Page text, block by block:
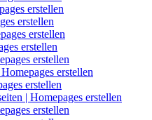
erstellen
erstellen
erstellen
erstellen
erstellen
erstellen
erstellen
| Homepages erstellen
erstellen